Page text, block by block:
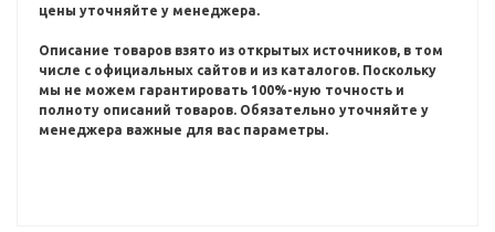
цены уточняйте у менеджера.
Описание товаров взято из открытых источников, в том
числе с официальных сайтов и из каталогов. Поскольку
мы не можем гарантировать 100%-ную точность и
полноту описаний товаров. Обязательно уточняйте у
менеджера важные для вас параметры.